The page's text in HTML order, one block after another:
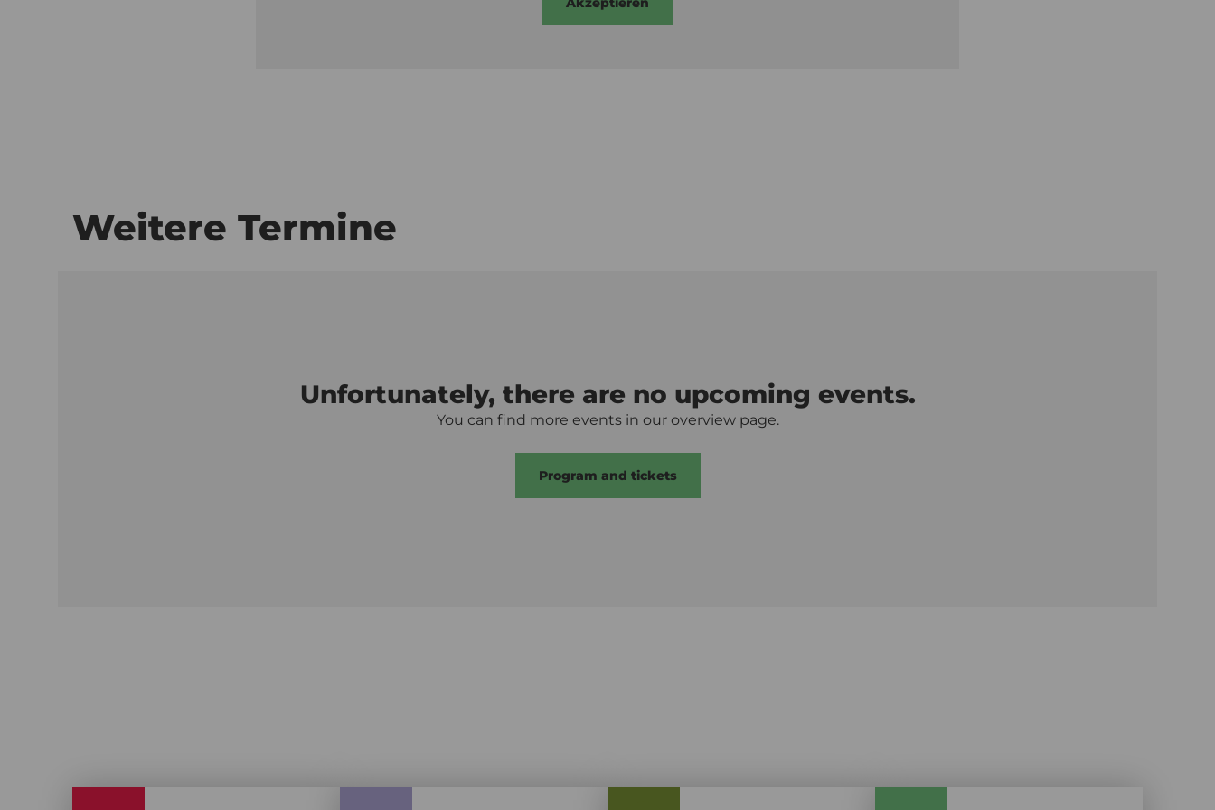
Weitere Termine
Unfortunately, there are no upcoming events.
You can find more events in our overview page.
Program and tickets